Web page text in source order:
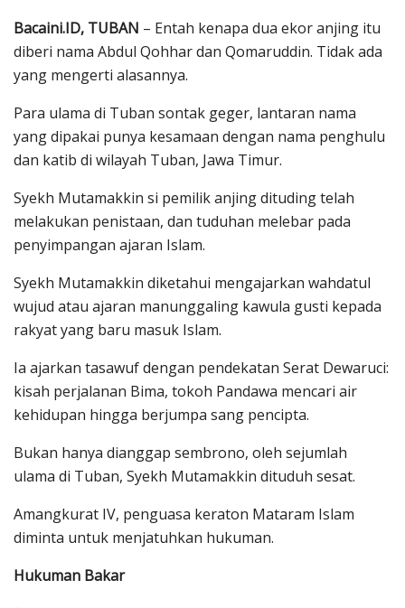
Bacaini.ID, TUBAN – Entah kenapa dua ekor anjing itu
diberi nama Abdul Qohhar dan Qomaruddin. Tidak ada
yang mengerti alasannya.
Para ulama di Tuban sontak geger, lantaran nama
yang dipakai punya kesamaan dengan nama penghulu
dan katib di wilayah Tuban, Jawa Timur.
Syekh Mutamakkin si pemilik anjing dituding telah
melakukan penistaan, dan tuduhan melebar pada
penyimpangan ajaran Islam.
Syekh Mutamakkin diketahui mengajarkan wahdatul
wujud atau ajaran manunggaling kawula gusti kepada
rakyat yang baru masuk Islam.
Ia ajarkan tasawuf dengan pendekatan Serat Dewaruci:
kisah perjalanan Bima, tokoh Pandawa mencari air
kehidupan hingga berjumpa sang pencipta.
Bukan hanya dianggap sembrono, oleh sejumlah
ulama di Tuban, Syekh Mutamakkin dituduh sesat.
Amangkurat IV, penguasa keraton Mataram Islam
diminta untuk menjatuhkan hukuman.
Hukuman Bakar